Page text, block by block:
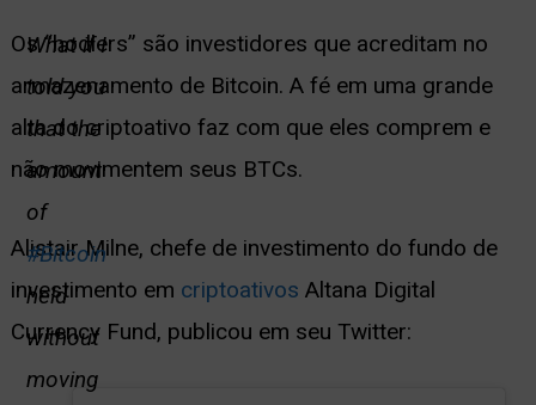
Os “hodlers” são investidores que acreditam no
armazenamento de Bitcoin. A fé em uma grande
alta do criptoativo faz com que eles comprem e
não movimentem seus BTCs.
Alistair Milne, chefe de investimento do fundo de
investimento em criptoativos Altana Digital
Currency Fund, publicou em seu Twitter:
What if I
told you
that the
amount
of
#Bitcoin
held
without
moving